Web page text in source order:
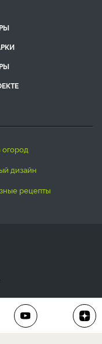
огород
дизайн
рецепты
только с